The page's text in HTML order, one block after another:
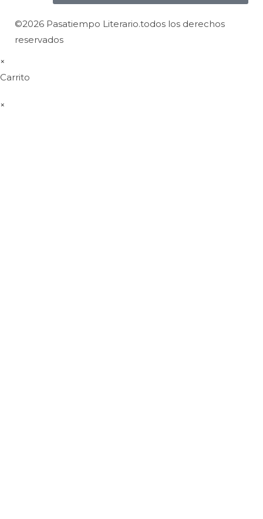
©2026 Pasatiempo Literario.todos los derechos
reservados
×
Carrito
×